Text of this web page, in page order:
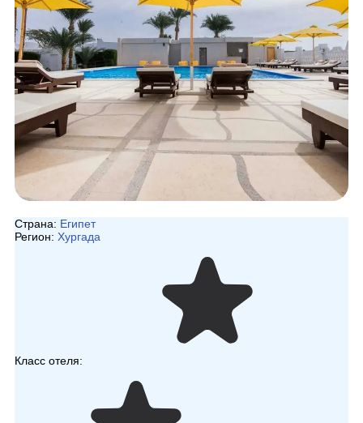
Страна: Египет
Регион: Хургада
Класс отеля: